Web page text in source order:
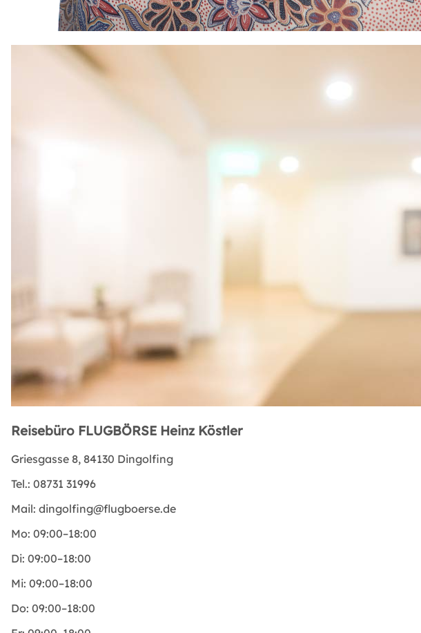
Reisebüro FLUGBÖRSE Heinz Köstler
Griesgasse 8, 84130 Dingolfing
Tel.: 08731 31996
Mail: dingolfing@flugboerse.de
Mo: 09:00–18:00
Di: 09:00–18:00
Mi: 09:00–18:00
Do: 09:00–18:00